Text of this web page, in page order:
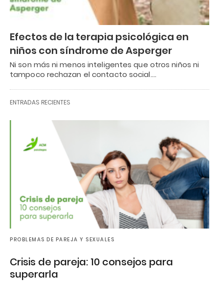
Efectos de la terapia psicológica en
niños con síndrome de Asperger
Ni son más ni menos inteligentes que otros niños ni
tampoco rechazan el contacto social.…
ENTRADAS RECIENTES
PROBLEMAS DE PAREJA Y SEXUALES
Crisis de pareja: 10 consejos para
superarla